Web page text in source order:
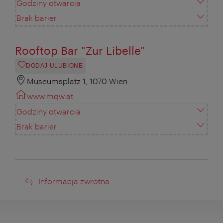
Godziny otwarcia
Brak barier
Rooftop Bar "Zur Libelle"
DODAJ ULUBIONE
Museumsplatz 1, 1070 Wien
www.mqw.at
Godziny otwarcia
Brak barier
Informacja
Informacja zwrotna